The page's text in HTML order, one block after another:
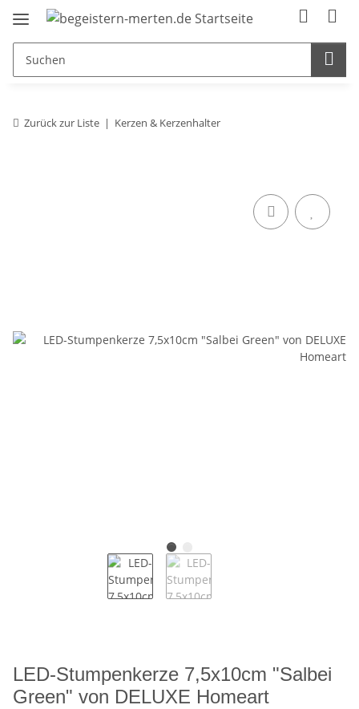
Zurück zur Liste Kerzen & Kerzenhalter
LED-Stumpenkerze 7,5x10cm "Salbei
Green" von DELUXE Homeart